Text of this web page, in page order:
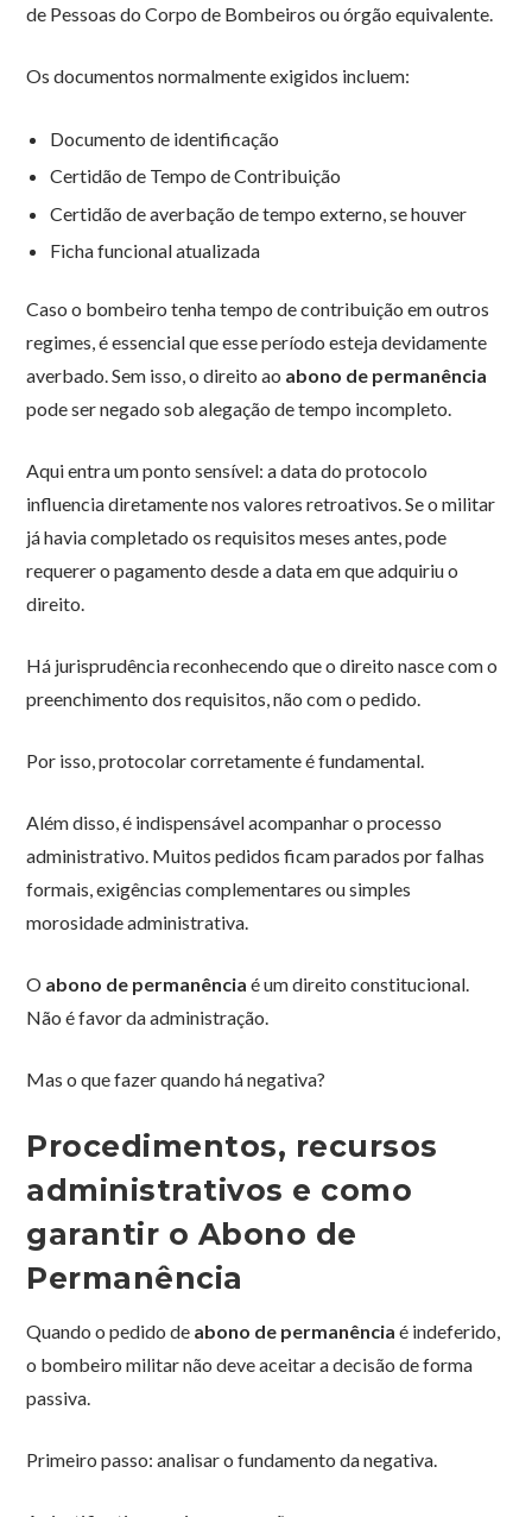
de Pessoas do Corpo de Bombeiros ou órgão equivalente.
Os documentos normalmente exigidos incluem:
Documento de identificação
Certidão de Tempo de Contribuição
Certidão de averbação de tempo externo, se houver
Ficha funcional atualizada
Caso o bombeiro tenha tempo de contribuição em outros
regimes, é essencial que esse período esteja devidamente
averbado. Sem isso, o direito ao abono de permanência
pode ser negado sob alegação de tempo incompleto.
Aqui entra um ponto sensível: a data do protocolo
influencia diretamente nos valores retroativos. Se o militar
já havia completado os requisitos meses antes, pode
requerer o pagamento desde a data em que adquiriu o
direito.
Há jurisprudência reconhecendo que o direito nasce com o
preenchimento dos requisitos, não com o pedido.
Por isso, protocolar corretamente é fundamental.
Além disso, é indispensável acompanhar o processo
administrativo. Muitos pedidos ficam parados por falhas
formais, exigências complementares ou simples
morosidade administrativa.
O abono de permanência é um direito constitucional.
Não é favor da administração.
Mas o que fazer quando há negativa?
Procedimentos, recursos
administrativos e como
garantir o Abono de
Permanência
Quando o pedido de abono de permanência é indeferido,
o bombeiro militar não deve aceitar a decisão de forma
passiva.
Primeiro passo: analisar o fundamento da negativa.